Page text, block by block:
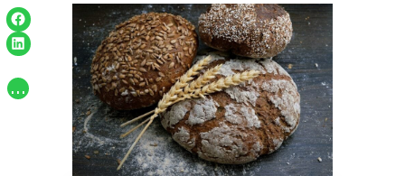
Share on Facebook
Share on LinkedIn
…